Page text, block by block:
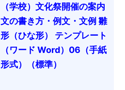
（学校）文化祭開催の案内
文の書き方・例文・文例 雛
形（ひな形） テンプレート
（ワード Word）06（手紙
形式）（標準）